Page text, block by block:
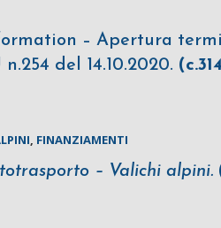
– Apertura
del 14.10.2020.
, FINANZIAMENTI
– Valichi alpini.